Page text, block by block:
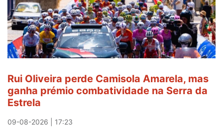
Rui Oliveira perde Camisola Amarela, mas
ganha prémio combatividade na Serra da
Estrela
09-08-2026 | 17:23